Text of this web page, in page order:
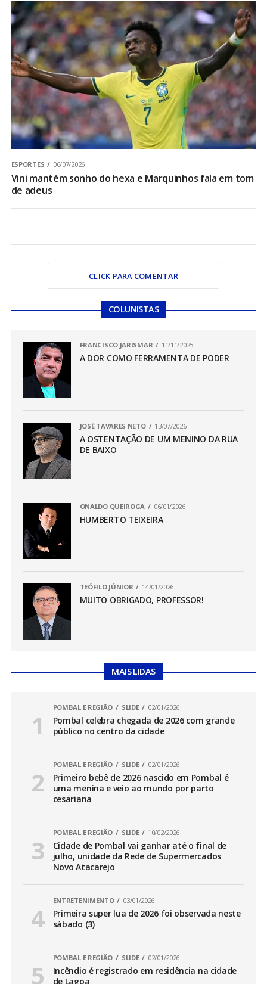
ESPORTES 06/07/2026
Vini mantém sonho do hexa e Marquinhos fala em tom
de adeus
CLICK PARA COMENTAR
COLUNISTAS
FRANCISCO JARISMAR 11/11/2025
A DOR COMO FERRAMENTA DE PODER
JOSÉ TAVARES NETO 13/07/2026
A OSTENTAÇÃO DE UM MENINO DA RUA
DE BAIXO
ONALDO QUEIROGA 06/01/2026
HUMBERTO TEIXEIRA
TEÓFILO JÚNIOR 14/01/2026
MUITO OBRIGADO, PROFESSOR!
MAIS LIDAS
POMBAL E REGIÃO SLIDE 02/01/2026
Pombal celebra chegada de 2026 com grande
público no centro da cidade
POMBAL E REGIÃO SLIDE 02/01/2026
Primeiro bebê de 2026 nascido em Pombal é
uma menina e veio ao mundo por parto
cesariana
POMBAL E REGIÃO SLIDE 10/02/2026
Cidade de Pombal vai ganhar até o final de
julho, unidade da Rede de Supermercados
Novo Atacarejo
ENTRETENIMENTO 03/01/2026
Primeira super lua de 2026 foi observada neste
sábado (3)
POMBAL E REGIÃO SLIDE 02/01/2026
Incêndio é registrado em residência na cidade
de Lagoa